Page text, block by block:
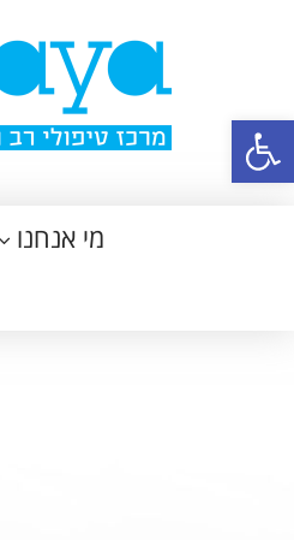
פתח סרגל נגישות
מי אנחנו